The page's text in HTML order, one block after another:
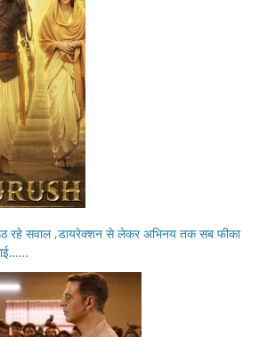
रहे सवाल ,डायरेक्शन से लेकर अभिनय तक सब फीका